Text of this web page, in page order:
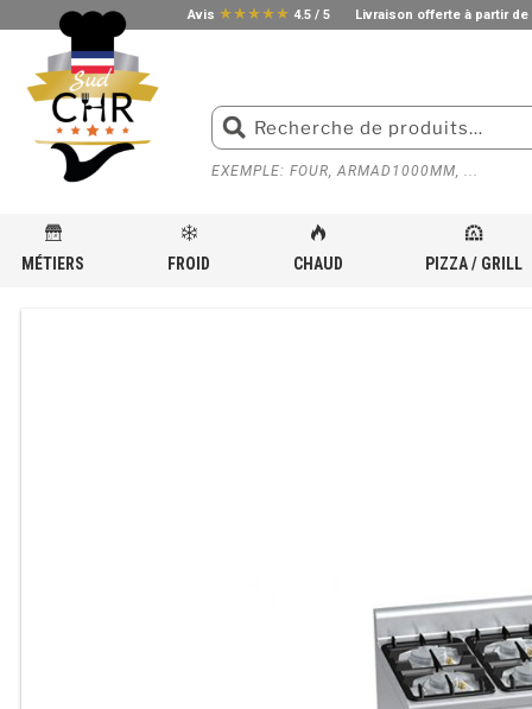
Avis star_ratestar_ratestar_ratestar_ratestar_rate 4.5 / 5 Livraison offerte à partir de
EXEMPLE: FOUR, ARMAD1000MM, ...
MÉTIERS FROID CHAUD PIZZA / GRILL
ACCUEIL »BOUTIQUE MATÉRIEL DE CUISSON POUR CUISINE PROFESSIONNELLE»